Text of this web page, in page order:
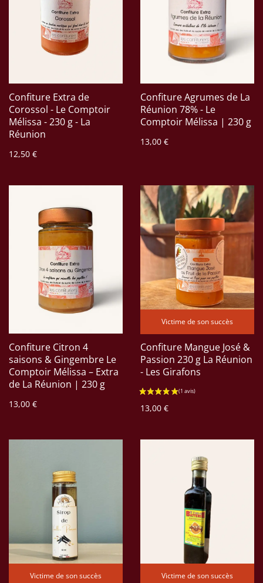
Confiture Extra de
Corossol - Le Comptoir
Mélissa - 230 g - La
Réunion
12,50 €
Confiture Agrumes de La
Réunion 78% - Le
Comptoir Mélissa | 230 g
13,00 €
Confiture Citron 4
saisons & Gingembre Le
Comptoir Mélissa – Extra
de La Réunion | 230 g
13,00 €
Victime de son succès
Confiture Mangue José &
Passion 230 g La Réunion
- Les Girafons
13,00 €
Victime de son succès Victime de son succès